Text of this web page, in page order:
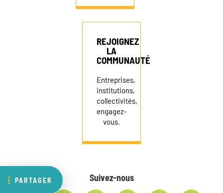
PARTAGER
REJOIGNEZ
LA
COMMUNAUTÉ
Entreprises,
institutions,
collectivités,
engagez-
vous.
Suivez-nous